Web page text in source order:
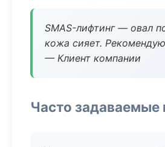
SMAS-лифтинг — овал
кожа сияет.
— Клиент компании
Часто задаваемые